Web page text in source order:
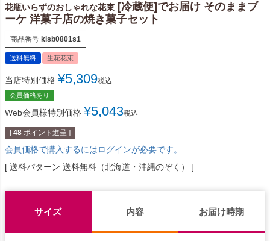
花瓶いらずのおしゃれな花束 [冷蔵便]でお届け そのままブ
ーケ 洋菓子店の焼き菓子セット
商品番号 kisb0801s1
送料無料 生花花束
当店特別価格 ¥5,309税込
会員価格あり
Web会員様特別価格 ¥5,043税込
[ 48 ポイント進呈 ]
会員価格で購入するにはログインが必要です。
送料パターン 送料無料（北海道・沖縄のぞく）
サイズ 内容 お届け時期